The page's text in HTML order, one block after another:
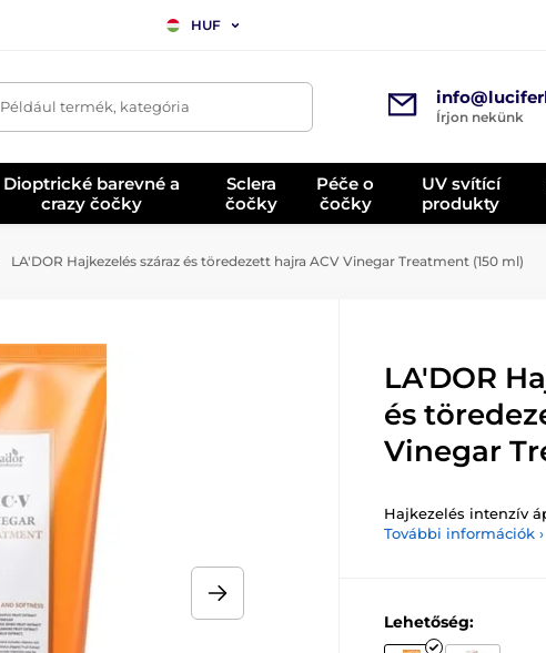
HUF
Például termék, kategória
Írjon nekünk
Dioptrické barevné a
crazy čočky
Sclera
čočky
Péče o
čočky
UV svítící
produkty
LA'DOR Hajkezelés száraz és töredezett hajra ACV Vinegar Treatment (150 ml)
LA'DOR
és
Vinegar
Hajkezelés intenzív
További információk ›
Lehetőség: